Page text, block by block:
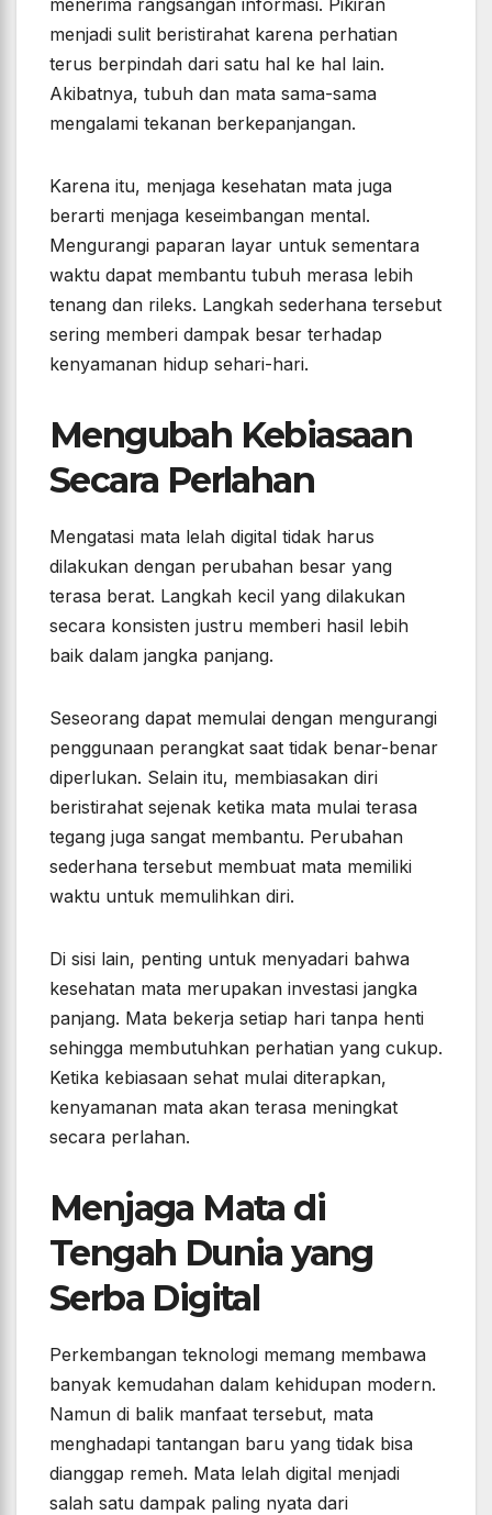
menerima rangsangan informasi. Pikiran
menjadi sulit beristirahat karena perhatian
terus berpindah dari satu hal ke hal lain.
Akibatnya, tubuh dan mata sama-sama
mengalami tekanan berkepanjangan.
Karena itu, menjaga kesehatan mata juga
berarti menjaga keseimbangan mental.
Mengurangi paparan layar untuk sementara
waktu dapat membantu tubuh merasa lebih
tenang dan rileks. Langkah sederhana tersebut
sering memberi dampak besar terhadap
kenyamanan hidup sehari-hari.
Mengubah Kebiasaan
Secara Perlahan
Mengatasi mata lelah digital tidak harus
dilakukan dengan perubahan besar yang
terasa berat. Langkah kecil yang dilakukan
secara konsisten justru memberi hasil lebih
baik dalam jangka panjang.
Seseorang dapat memulai dengan mengurangi
penggunaan perangkat saat tidak benar-benar
diperlukan. Selain itu, membiasakan diri
beristirahat sejenak ketika mata mulai terasa
tegang juga sangat membantu. Perubahan
sederhana tersebut membuat mata memiliki
waktu untuk memulihkan diri.
Di sisi lain, penting untuk menyadari bahwa
kesehatan mata merupakan investasi jangka
panjang. Mata bekerja setiap hari tanpa henti
sehingga membutuhkan perhatian yang cukup.
Ketika kebiasaan sehat mulai diterapkan,
kenyamanan mata akan terasa meningkat
secara perlahan.
Menjaga Mata di
Tengah Dunia yang
Serba Digital
Perkembangan teknologi memang membawa
banyak kemudahan dalam kehidupan modern.
Namun di balik manfaat tersebut, mata
menghadapi tantangan baru yang tidak bisa
dianggap remeh. Mata lelah digital menjadi
salah satu dampak paling nyata dari